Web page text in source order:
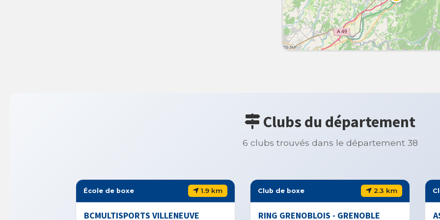
Clubs du département
6 clubs trouvés dans le département 38
1.9 km
BCMULTISPORTS VILLENEUVE
Club de boxe 2.3 km
RING GRENOBLOIS - GRENOBLE
Club de boxe
AS RING